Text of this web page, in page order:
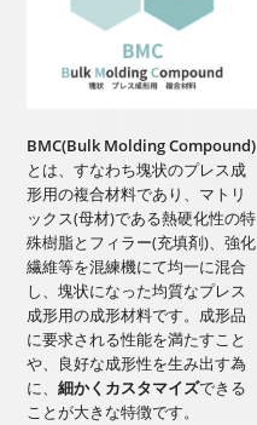
BMC(Bulk Molding Compound)
とは、すなわち塊状のプレス成
形用の複合材料であり、マトリ
ックス(母材)である熱硬化性の特
殊樹脂とフィラー(充填剤)、強化
繊維等を混練機にて均一に混合
し、塊状になった均質なプレス
成形用の成形材料です。成形品
に要求される性能を満たすこと
や、良好な成形性を生み出す為
に、細かくカスタマイズできる
ことが大きな特徴です。